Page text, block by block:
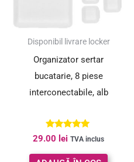
Disponibil livrare locker
Organizator sertar
bucatarie, 8 piese
interconectabile, alb
Evaluat la
5.00
din 5
29.00 lei TVA inclus